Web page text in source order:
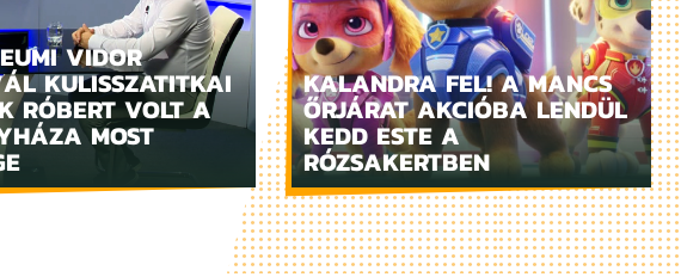
VIDOR
KULISSZATITKAI
RÓBERT VOLT A
MOST
KALANDRA FEL! A MANCS
ŐRJÁRAT AKCIÓBA LENDÜL
KEDD ESTE A
RÓZSAKERTBEN